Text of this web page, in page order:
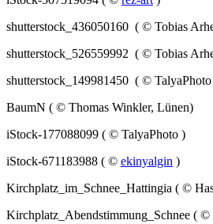
shutterstock_436050160 ( © Tobias
shutterstock_526559992 ( © Tobias
shutterstock_149981450 ( ©
BaumN ( © Thomas Winkler, Lünen)
iStock-177088099 ( © TalyaPhoto )
iStock-671183988 ( © ekinyalgin )
Kirchplatz_im_Schnee_Hattingia ( ©
Kirchplatz_Abendstimmung_Schnee (